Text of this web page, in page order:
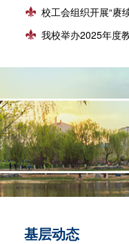
校工会组织开展“赓
我校举办2025年度
基层动态